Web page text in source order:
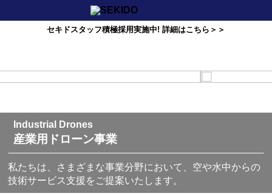
セキドスタッフ積極採用実施中! 詳細はこちら＞＞
Industrial Drones
産業用ドローン事業
私たちは、さまざまな事業分野において、空や水中からの
技術サービス支援をご提案いたします。